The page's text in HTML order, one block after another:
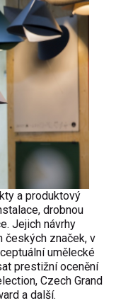
a produktový
drobnou
Jejich návrhy
českých značek, v
umělecké
prestižní ocenění
Czech Grand
a další.